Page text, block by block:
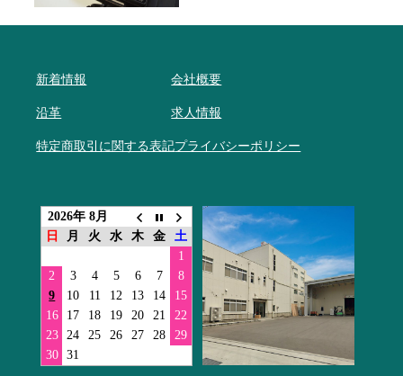
新着情報 会社概要
沿革 求人情報
特定商取引に関する表記プライバシーポリシー
2026年 8月
日
月 火 水 木 金
土
1
2
3 4 5 6 7
8
9
10 11 12 13 14
15
16
17 18 19 20 21
22
23
24 25 26 27 28
29
30
31